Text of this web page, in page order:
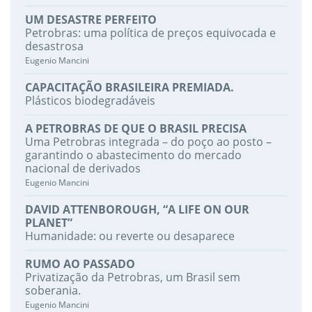
UM DESASTRE PERFEITO
Petrobras: uma política de preços equivocada e
desastrosa
Eugenio Mancini
CAPACITAÇÃO BRASILEIRA PREMIADA.
Plásticos biodegradáveis
A PETROBRAS DE QUE O BRASIL PRECISA
Uma Petrobras integrada – do poço ao posto –
garantindo o abastecimento do mercado
nacional de derivados
Eugenio Mancini
DAVID ATTENBOROUGH, “A LIFE ON OUR
PLANET”
Humanidade: ou reverte ou desaparece
RUMO AO PASSADO
Privatização da Petrobras, um Brasil sem
soberania.
Eugenio Mancini